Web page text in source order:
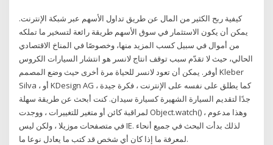
كيفية ربح الكثير من المال عن طريق تداول الأسهم عبر شبكة الإنترنت.
يمكن أن يكون الاستثمار في سوق الأسهم طريقة رائعة لتسخير ما تملكه
من أموال في سبيل كسب المزيد منها، وخصوصًا في المناخ الاقتصادي
الحالي، حيث لا تقدّم سبب توقف انتاج لانسر هو انتشار السيارات الكروس
أوفر. يمكن أن تعود لانسر للحياة مرة أخرى حيث وضع المصمم Kleber
Silva ، أو KDesign AG ، كما يطلق على نفسه على الإنترنت ، فكرة جيدة
جدًا لتقديم السيارة الشهيرة كسيارة سيدان. كنت أبحث عن طريقة سهلة
لمراقبة كائن أو متغير للتغييرات ، ووجدت Object.watch() ، وهذا مدعوم
في متصفحات موزيلا ، ولكن ليس IE. لذلك بدأت البحث في جميع أنحاء
لمعرفة ما إذا كان أي شخص قد كتب ما يعادل نوعا ما.